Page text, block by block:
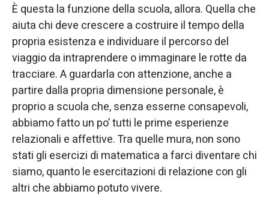
È questa la funzione della scuola, allora. Quella che
aiuta chi deve crescere a costruire il tempo della
propria esistenza e individuare il percorso del
viaggio da intraprendere o immaginare le rotte da
tracciare. A guardarla con attenzione, anche a
partire dalla propria dimensione personale, è
proprio a scuola che, senza esserne consapevoli,
abbiamo fatto un po’ tutti le prime esperienze
relazionali e affettive. Tra quelle mura, non sono
stati gli esercizi di matematica a farci diventare chi
siamo, quanto le esercitazioni di relazione con gli
altri che abbiamo potuto vivere.